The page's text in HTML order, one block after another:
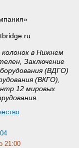
в Нижнем
Заключение
(ВДГО)
(ВКГО),
12 мировых
21:00